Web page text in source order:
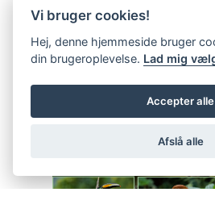
Vi bruger cookies!
Hej, denne hjemmeside bruger
din brugeroplevelse. Lad mig
Accepter alle
Afslå alle